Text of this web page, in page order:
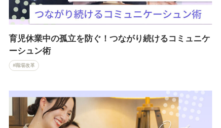
育児休業中の孤立を防ぐ！つながり続けるコミュニケ
ーシュン術
職場改革